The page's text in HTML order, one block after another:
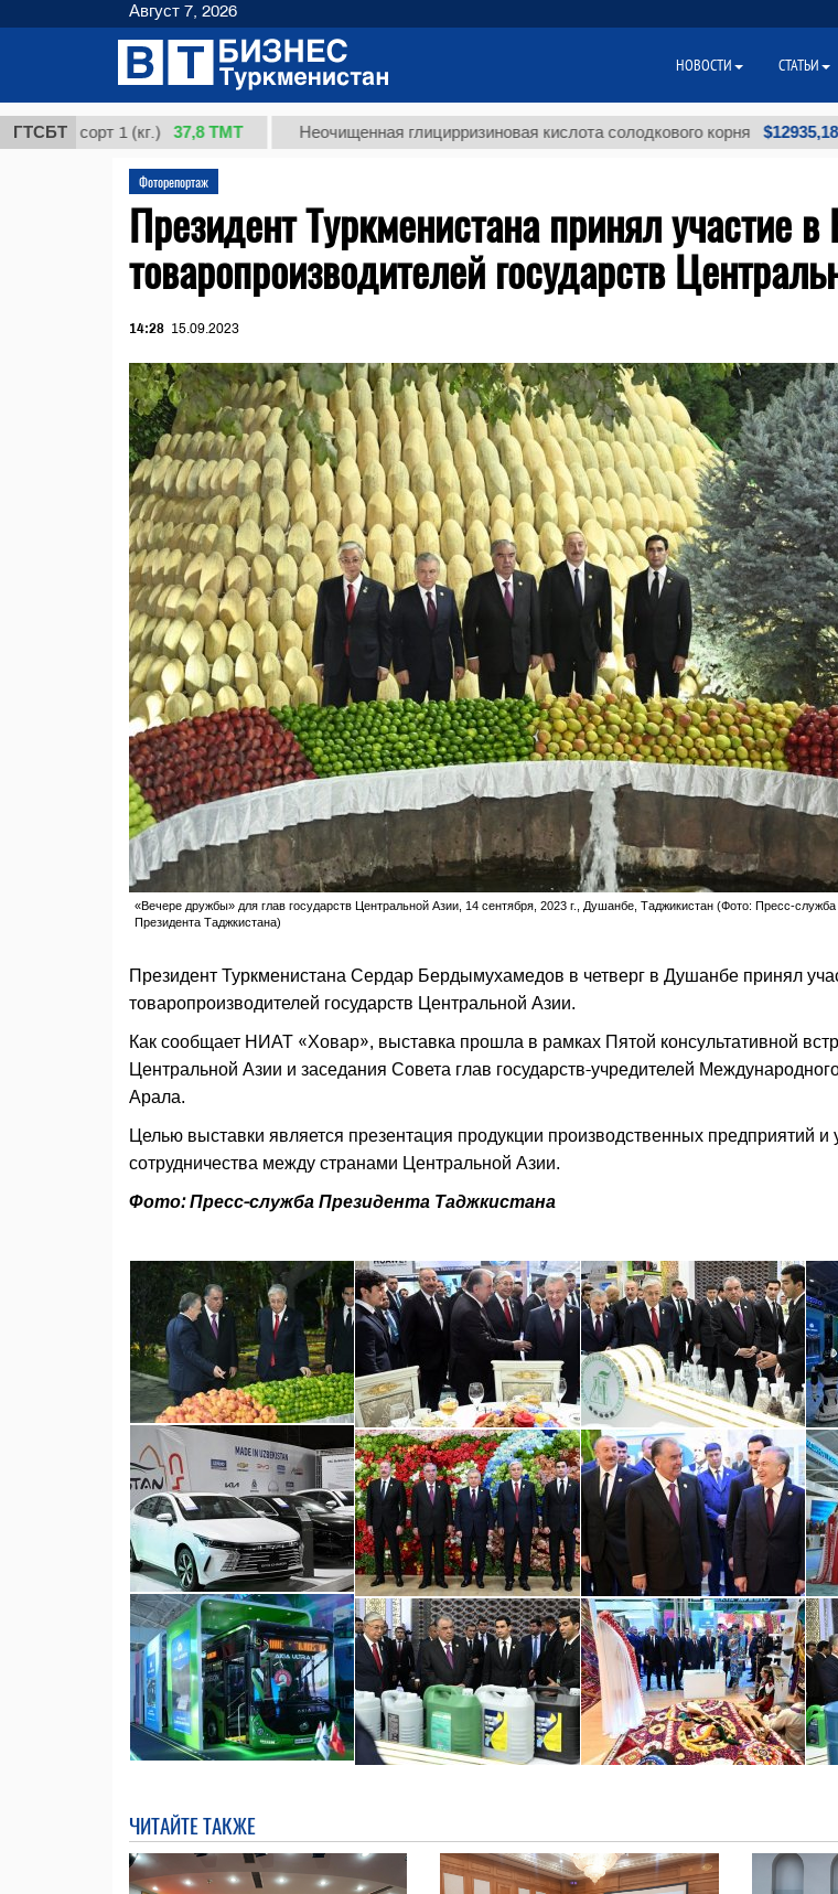
ГТСБТ
сорт 1 (кг.) 37,8 ТМТ Неочищенная глицирризиновая кислота солодкового корня $12935,18
Фоторепортаж
Президент Туркменистана принял участие
товаропроизводителей государств
14:28 15.09.2023
«Вечере дружбы» для глав государств Центральной Азии, 14 сентября, 2023 г., Душанбе, Таджикистан (Фото: Пресс-служба
Президента Таджкистана)
Президент Туркменистана Сердар Бердымухамедов в четверг в Душанбе принял
товаропроизводителей государств Центральной Азии.
Как сообщает НИАТ «Ховар», выставка прошла в рамках Пятой консультативной
Центральной Азии и заседания Совета глав государств-учредителей
Арала.
Целью выставки является презентация продукции производственных предприятий и
сотрудничества между странами Центральной Азии.
Фото: Пресс-служба Президента Таджкистана
ЧИТАЙТЕ ТАКЖЕ
Август 7, 2026
НОВОСТИ СТАТЬИ